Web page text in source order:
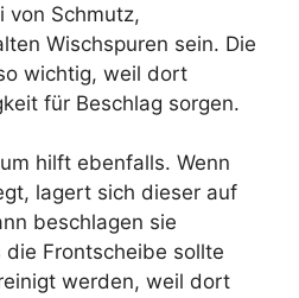
von Schmutz,
Wischspuren sein. Die
wichtig, weil dort
für Beschlag sorgen.
hilft ebenfalls. Wenn
lagert sich dieser auf
beschlagen sie
die Frontscheibe sollte
werden, weil dort